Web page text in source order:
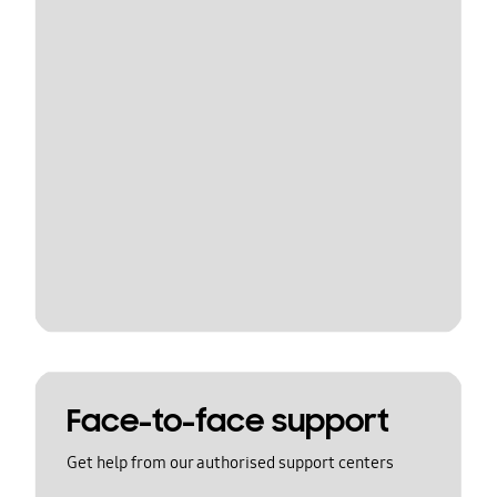
Face-to-face support
Get help from our authorised support centers